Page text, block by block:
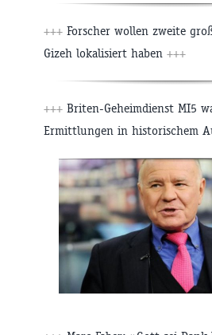
+++ Forscher wollen zweite
Gizeh lokalisiert haben +++
+++ Briten-Geheimdienst MI5
Ermittlungen in historischem